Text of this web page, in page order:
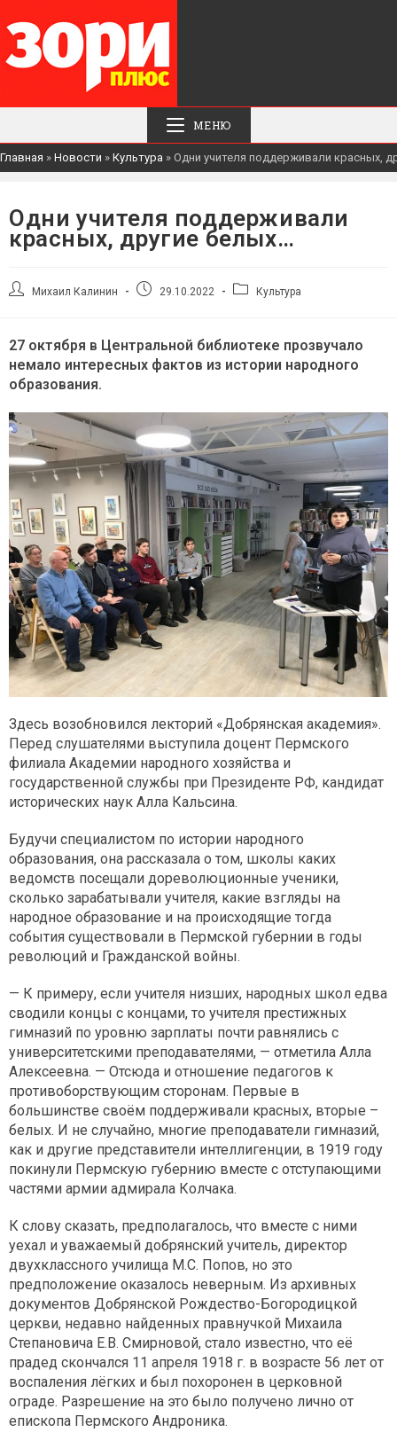
МЕНЮ
Главная » Новости » Культура » Одни учителя поддерживали красных,
Одни учителя поддерживали
красных, другие белых…
АвторМихаил Калинин
Запись29.10.2022
РубрикаКультура
27 октября в Центральной библиотеке прозвучало
немало интересных фактов из истории народного
образования.
Здесь возобновился лекторий «Добрянская академия».
Перед слушателями выступила доцент Пермского
филиала Академии народного хозяйства и
государственной службы при Президенте РФ, кандидат
исторических наук Алла Кальсина.
Будучи специалистом по истории народного
образования, она рассказала о том, школы каких
ведомств посещали дореволюционные ученики,
сколько зарабатывали учителя, какие взгляды на
народное образование и на происходящие тогда
события существовали в Пермской губернии в годы
революций и Гражданской войны.
— К примеру, если учителя низших, народных школ едва
сводили концы с концами, то учителя престижных
гимназий по уровню зарплаты почти равнялись с
университетскими преподавателями, — отметила Алла
Алексеевна. — Отсюда и отношение педагогов к
противоборствующим сторонам. Первые в
большинстве своём поддерживали красных, вторые –
белых. И не случайно, многие преподаватели гимназий,
как и другие представители интеллигенции, в 1919 году
покинули Пермскую губернию вместе с отступающими
частями армии адмирала Колчака.
К слову сказать, предполагалось, что вместе с ними
уехал и уважаемый добрянский учитель, директор
двухклассного училища М.С. Попов, но это
предположение оказалось неверным. Из архивных
документов Добрянской Рождество-Богородицкой
церкви, недавно найденных правнучкой Михаила
Степановича Е.В. Смирновой, стало известно, что её
прадед скончался 11 апреля 1918 г. в возрасте 56 лет от
воспаления лёгких и был похоронен в церковной
ограде. Разрешение на это было получено лично от
епископа Пермского Андроника.